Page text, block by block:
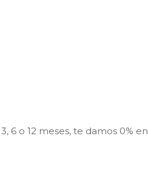
6 o 12 meses, te damos 0% en